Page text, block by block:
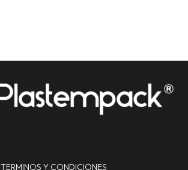
TERMINOS Y CONDICIONES